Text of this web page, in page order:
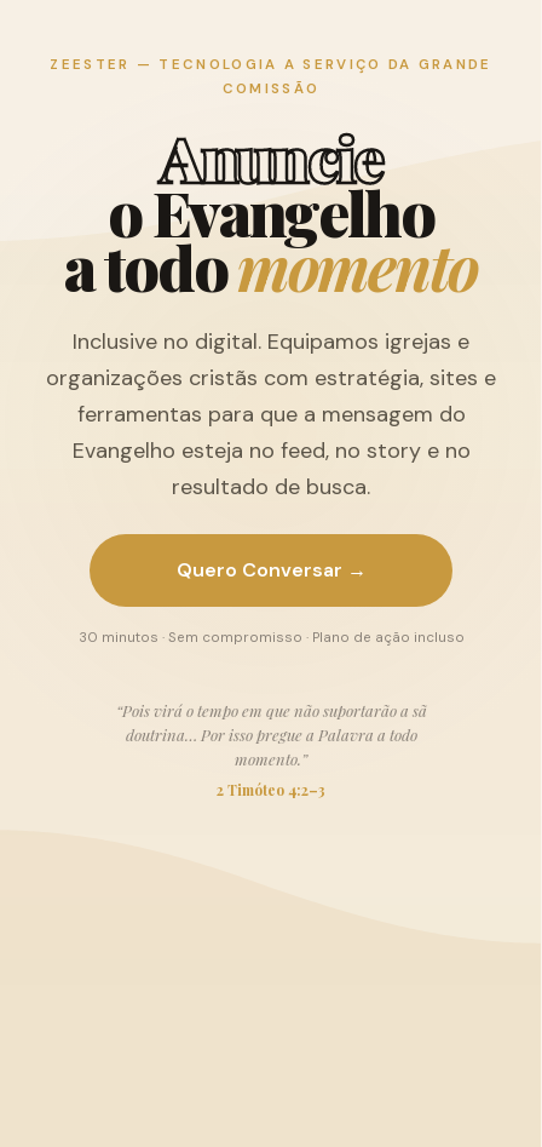
ZEESTER — TECNOLOGIA A SERVIÇO DA GRANDE
COMISSÃO
Anuncie
oEvangelho
atodomomento
Inclusive no digital. Equipamos igrejas e
organizações cristãs com estratégia, sites e
ferramentas para que a mensagem do
Evangelho esteja no feed, no story e no
resultado de busca.
Quero Conversar →
30 minutos · Sem compromisso · Plano de ação incluso
“Pois virá o tempo em que não suportarão a sã
doutrina… Por isso pregue a Palavra a todo
momento.”
2 Timóteo 4:2–3